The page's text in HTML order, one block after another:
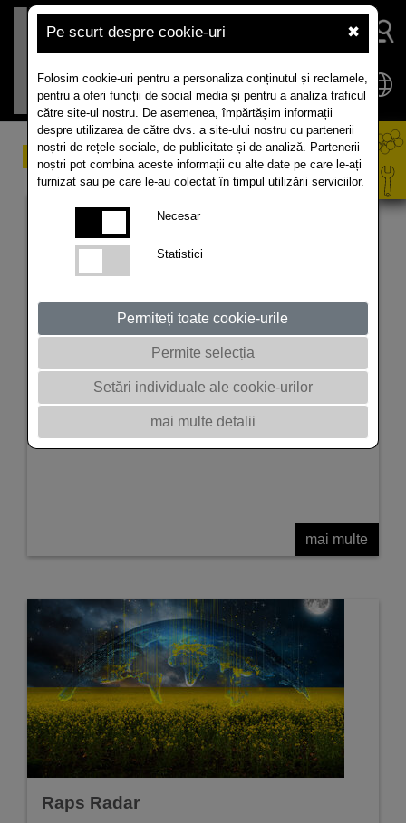
Pe scurt despre cookie-uri ✖
Folosim cookie-uri pentru a personaliza conținutul și reclamele,
pentru a oferi funcții de social media și pentru a analiza traficul
către site-ul nostru. De asemenea, împărtășim informații
despre utilizarea de către dvs. a site-ului nostru cu partenerii
noștri de rețele sociale, de publicitate și de analiză. Partenerii
noștri pot combina aceste informații cu alte date pe care le-ați
furnizat sau pe care le-au colectat în timpul utilizării serviciilor.
Necesar
Statistici
Permiteți toate cookie-urile
Permite selecția
Setări individuale ale cookie-urilor
mai multe detalii
Market
Bursa MATIF rapita
mai multe
Raps Radar